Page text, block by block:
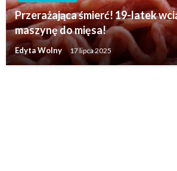
Przerażająca śmierć! 19-latek
maszynę do mięsa!
Edyta Wolny 17 lipca 2025